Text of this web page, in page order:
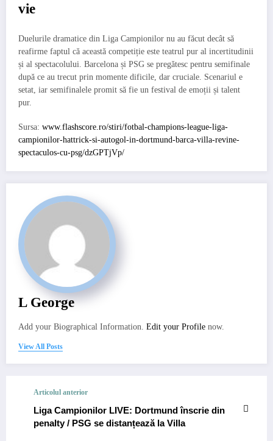
vie
Duelurile dramatice din Liga Campionilor nu au făcut decât să
reafirme faptul că această competiție este teatrul pur al incertitudinii
și al spectacolului. Barcelona și PSG se pregătesc pentru semifinale
după ce au trecut prin momente dificile, dar cruciale. Scenariul e
setat, iar semifinalele promit să fie un festival de emoții și talent
pur.
Sursa: www.flashscore.ro/stiri/fotbal-champions-league-liga-
campionilor-hattrick-si-autogol-in-dortmund-barca-villa-revine-
spectaculos-cu-psg/dzGPTjVp/
L George
Add your Biographical Information. Edit your Profile now.
View All Posts
Articolul anterior
Liga Campionilor LIVE: Dortmund înscrie din
penalty / PSG se distanțează la Villa